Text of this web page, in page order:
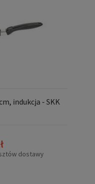
indukcja - SKK
dostawy